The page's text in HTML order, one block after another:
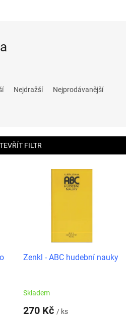
Nejdražší Nejprodávanější
FILTR
Zenkl - ABC hudební nauky
Skladem
270 Kč / ks